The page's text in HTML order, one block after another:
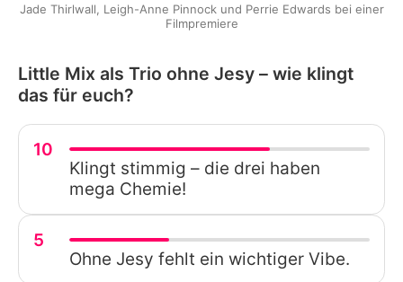
Jade Thirlwall, Leigh-Anne Pinnock und Perrie Edwards bei einer
Filmpremiere
Little Mix als Trio ohne Jesy – wie klingt
das für euch?
10
Klingt stimmig – die drei haben
mega Chemie!
5
Ohne Jesy fehlt ein wichtiger Vibe.